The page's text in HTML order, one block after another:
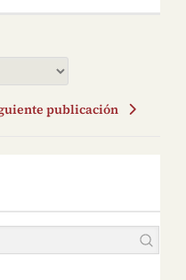
publicación